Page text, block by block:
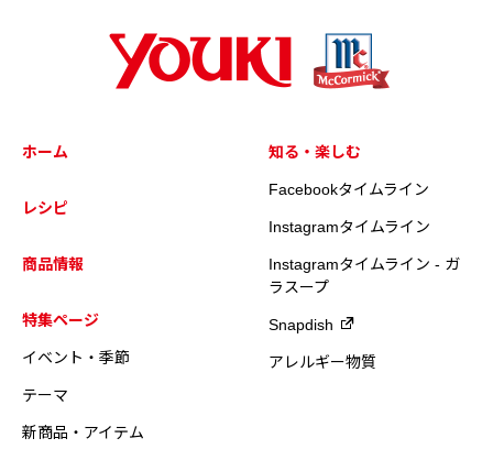
ホーム
レシピ
商品情報
特集ページ
イベント・季節
テーマ
新商品・アイテム
知る・楽しむ
Facebookタイムライン
Instagramタイムライン
Instagramタイムライン - ガ
ラスープ
Snapdish
アレルギー物質